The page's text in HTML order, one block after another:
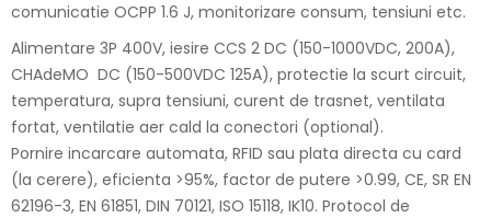
comunicatie OCPP 1.6 J, monitorizare consum, tensiuni etc.
Alimentare 3P 400V, iesire CCS 2 DC (150-1000VDC, 200A),
CHAdeMO DC (150-500VDC 125A), protectie la scurt circuit,
temperatura, supra tensiuni, curent de trasnet, ventilata
fortat, ventilatie aer cald la conectori (optional).
Pornire incarcare automata, RFID sau plata directa cu card
(la cerere), eficienta >95%, factor de putere >0.99, CE, SR EN
62196-3, EN 61851, DIN 70121, ISO 15118, IK10. Protocol de